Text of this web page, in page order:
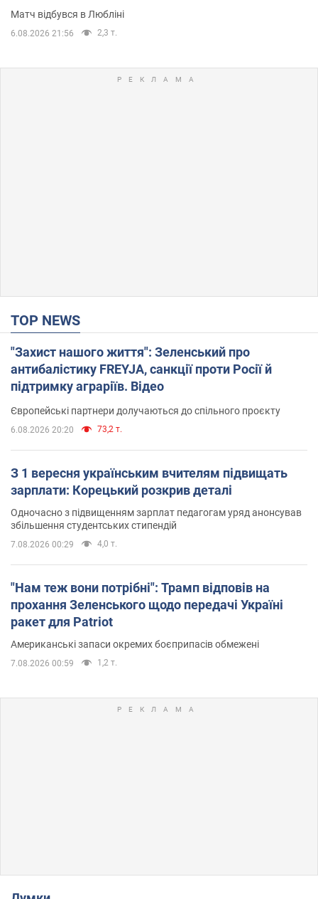
Матч відбувся в Любліні
6.08.2026 21:56 2,3 т.
TOP NEWS
"Захист нашого життя": Зеленський про
антибалістику FREYJA, санкції проти Росії й
підтримку аграріїв. Відео
Європейські партнери долучаються до спільного проєкту
6.08.2026 20:20 73,2 т.
З 1 вересня українським вчителям підвищать
зарплати: Корецький розкрив деталі
Одночасно з підвищенням зарплат педагогам уряд анонсував
збільшення студентських стипендій
7.08.2026 00:29 4,0 т.
"Нам теж вони потрібні": Трамп відповів на
прохання Зеленського щодо передачі Україні
ракет для Patriot
Американські запаси окремих боєприпасів обмежені
7.08.2026 00:59 1,2 т.